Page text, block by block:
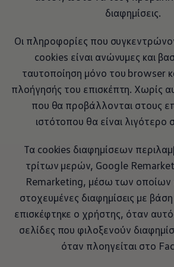
διαφημίσεις.
Οι πληροφορίες που
cookies είναι ανώνυμες και
ταυτοποίηση μόνο του browser
πλοήγησής του επισκέπτη. Χωρίς
που θα προβάλλονται στους
ιστότοπου θα είναι λιγότερο
Τα cookies διαφημίσεων
τρίτων μερών, Google
Remarketing, μέσω των οποίων
στοχευμένες διαφημίσεις με
επισκέφτηκε ο χρήστης, όταν
σελίδες που φιλοξενούν
όταν πλοηγείται στο